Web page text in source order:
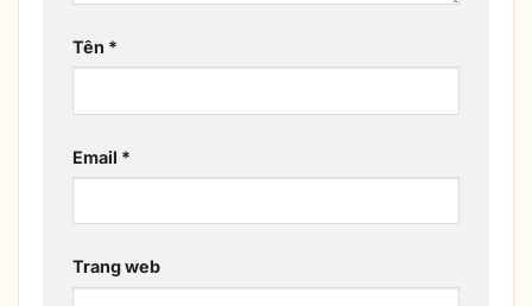
Tên *
Email *
Trang web